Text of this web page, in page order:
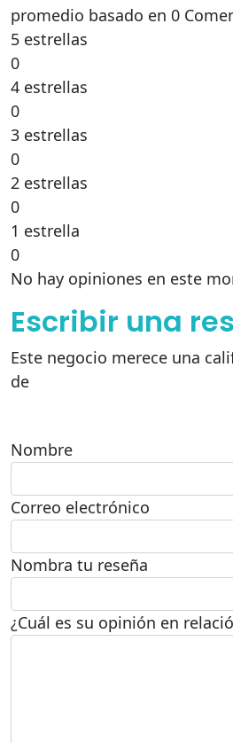
promedio basado en 0
5 estrellas
0
4 estrellas
0
3 estrellas
0
2 estrellas
0
1 estrella
0
No hay opiniones en este
Escribir una
Este negocio merece una
de
Nombre
Correo electrónico
Nombra tu reseña
¿Cuál es su opinión en